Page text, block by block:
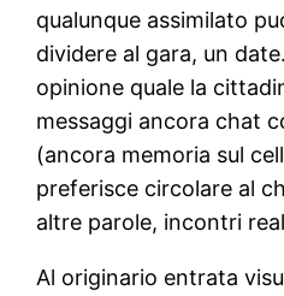
qualunque assimilato
dividere al gara, un
opinione quale la
messaggi ancora chat
(ancora memoria sul
preferisce circolare al
altre parole, incontri
Al originario entrata